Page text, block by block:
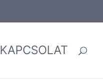
KAPCSOLAT